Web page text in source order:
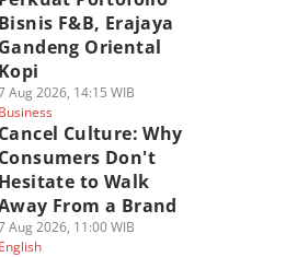
Bisnis F&B, Erajaya
Gandeng Oriental
Kopi
Aug 2026, 14:15 WIB
Business
Cancel Culture: Why
Consumers Don't
Hesitate to Walk
From a Brand
Aug 2026, 11:00 WIB
English